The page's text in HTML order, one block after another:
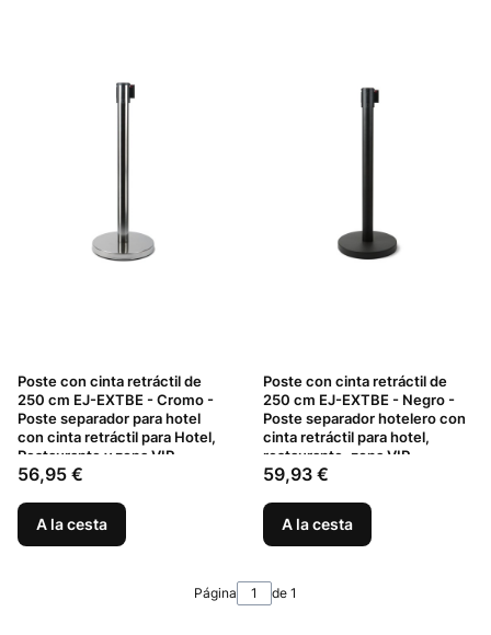
Poste con cinta retráctil de
250 cm EJ-EXTBE - Cromo -
Poste separador para hotel
con cinta retráctil para Hotel,
Restaurante y zona VIP
Precio
56,95 €
A la cesta
Poste con cinta retráctil de
250 cm EJ-EXTBE - Negro -
Poste separador hotelero con
cinta retráctil para hotel,
restaurante, zona VIP
Precio
59,93 €
A la cesta
Página de 1